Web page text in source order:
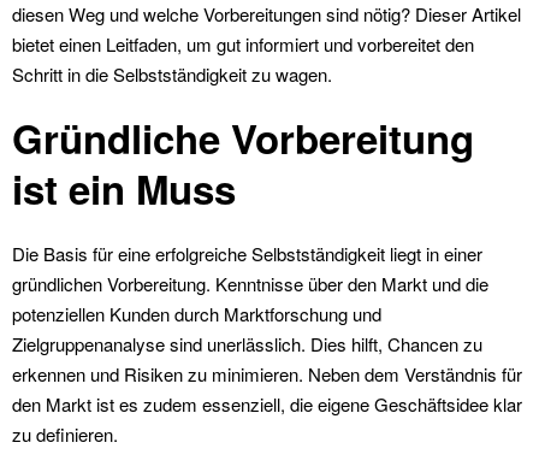
diesen Weg und welche Vorbereitungen sind nötig? Dieser Artikel
bietet einen Leitfaden, um gut informiert und vorbereitet den
Schritt in die Selbstständigkeit zu wagen.
Gründliche Vorbereitung
ist ein Muss
Die Basis für eine erfolgreiche Selbstständigkeit liegt in einer
gründlichen Vorbereitung. Kenntnisse über den Markt und die
potenziellen Kunden durch Marktforschung und
Zielgruppenanalyse sind unerlässlich. Dies hilft, Chancen zu
erkennen und Risiken zu minimieren. Neben dem Verständnis für
den Markt ist es zudem essenziell, die eigene Geschäftsidee klar
zu definieren.